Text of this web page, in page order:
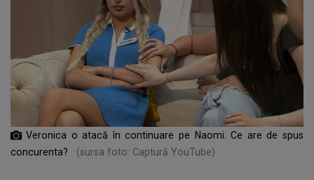
Veronica o atacă în continuare pe Naomi. Ce are de spus
concurenta?
(sursa foto: Captură YouTube)